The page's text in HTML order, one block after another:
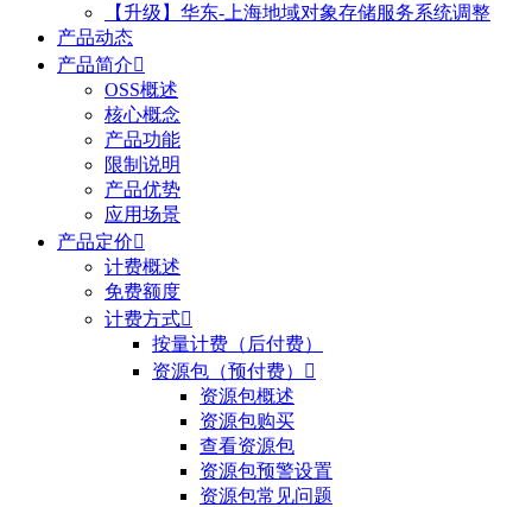
【升级】华东-上海地域对象存储服务系统调整
产品动态
产品简介
OSS概述
核心概念
产品功能
限制说明
产品优势
应用场景
产品定价
计费概述
免费额度
计费方式
按量计费（后付费）
资源包（预付费）

资源包概述
资源包购买
查看资源包
资源包预警设置
资源包常见问题